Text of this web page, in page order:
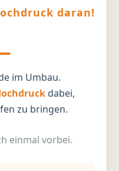
daran!
im Umbau.
dabei,
zu bringen.
einmal vorbei.